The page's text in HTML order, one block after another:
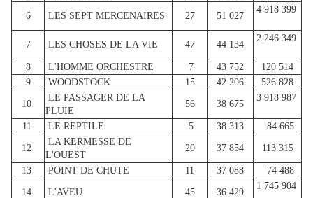
6 LES SEPT MERCENAIRES 27 51 027
4 918 399
7 LES CHOSES DE LA VIE 47 44 134
2 246 349
8 L'HOMME ORCHESTRE 7 43 752
120 514
9
WOODSTOCK 15 42 206 526 828
10
LE PASSAGER DE LA
PLUIE
56 38 675
3 918 987
11 LE REPTILE 5 38 313 84 665
12
LA KERMESSE DE
L'OUEST
20 37 854 113 315
13 POINT DE CHUTE 11 37 088 74 488
14 L'AVEU 45 36 429
1 745 904